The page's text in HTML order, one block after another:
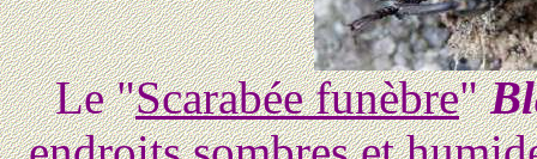
Le "Scarabée funèbre"